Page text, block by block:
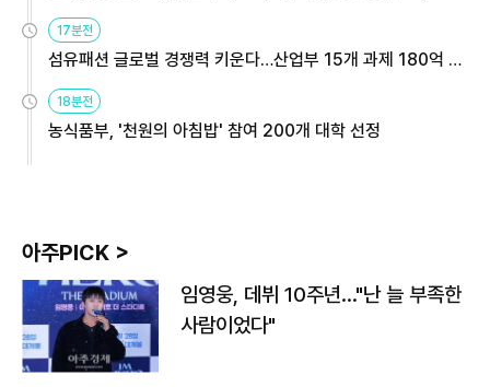
용해야
17분전
섬유패션 글로벌 경쟁력 키운다…산업부 15개 과제 180억 지
원
18분전
농식품부, '천원의 아침밥' 참여 200개 대학 선정
아주PICK >
임영웅, 데뷔 10주년…"난 늘 부족한
사람이었다"